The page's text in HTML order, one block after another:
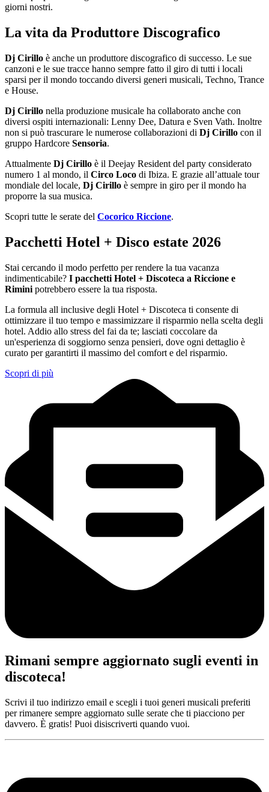
giorni nostri.
La vita da Produttore Discografico
Dj Cirillo è anche un produttore discografico di successo. Le sue
canzoni e le sue tracce hanno sempre fatto il giro di tutti i locali
sparsi per il mondo toccando diversi generi musicali, Techno, Trance
e House.
Dj Cirillo nella produzione musicale ha collaborato anche con
diversi ospiti internazionali: Lenny Dee, Datura e Sven Vath. Inoltre
non si può trascurare le numerose collaborazioni di Dj Cirillo con il
gruppo Hardcore Sensoria.
Attualmente Dj Cirillo è il Deejay Resident del party considerato
numero 1 al mondo, il Circo Loco di Ibiza. E grazie all’attuale tour
mondiale del locale, Dj Cirillo è sempre in giro per il mondo ha
proporre la sua musica.
Scopri tutte le serate del Cocorico Riccione.
Pacchetti Hotel + Disco estate 2026
Stai cercando il modo perfetto per rendere la tua vacanza
indimenticabile? I pacchetti Hotel + Discoteca a Riccione e
Rimini potrebbero essere la tua risposta.
La formula all inclusive degli Hotel + Discoteca ti consente di
ottimizzare il tuo tempo e massimizzare il risparmio nella scelta degli
hotel. Addio allo stress del fai da te; lasciati coccolare da
un'esperienza di soggiorno senza pensieri, dove ogni dettaglio è
curato per garantirti il massimo del comfort e del risparmio.
Scopri di più
Rimani sempre aggiornato sugli eventi in
discoteca!
Scrivi il tuo indirizzo email e scegli i tuoi generi musicali preferiti
per rimanere sempre aggiornato sulle serate che ti piacciono per
davvero. È gratis! Puoi disiscriverti quando vuoi.